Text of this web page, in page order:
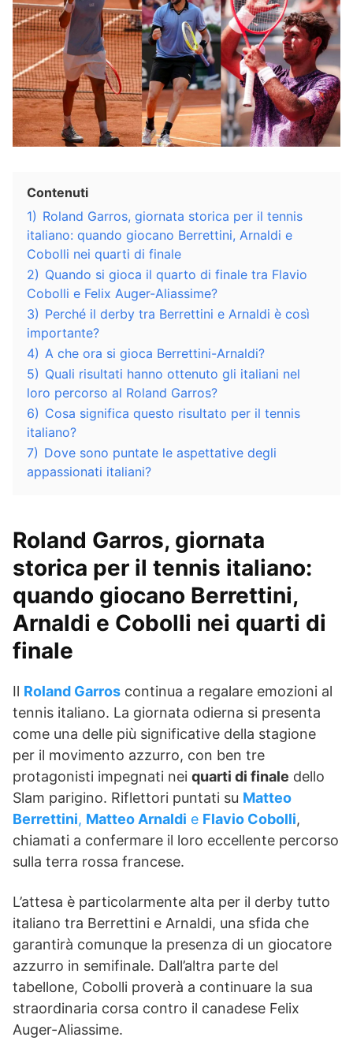
Contenuti
1) Roland Garros, giornata storica per il tennis
italiano: quando giocano Berrettini, Arnaldi e
Cobolli nei quarti di finale
2) Quando si gioca il quarto di finale tra Flavio
Cobolli e Felix Auger-Aliassime?
3) Perché il derby tra Berrettini e Arnaldi è così
importante?
4) A che ora si gioca Berrettini-Arnaldi?
5) Quali risultati hanno ottenuto gli italiani nel
loro percorso al Roland Garros?
6) Cosa significa questo risultato per il tennis
italiano?
7) Dove sono puntate le aspettative degli
appassionati italiani?
Roland Garros, giornata
storica per il tennis italiano:
quando giocano Berrettini,
Arnaldi e Cobolli nei quarti di
finale
Il Roland Garros continua a regalare emozioni al
tennis italiano. La giornata odierna si presenta
come una delle più significative della stagione
per il movimento azzurro, con ben tre
protagonisti impegnati nei quarti di finale dello
Slam parigino. Riflettori puntati su Matteo
Berrettini, Matteo Arnaldi e Flavio Cobolli,
chiamati a confermare il loro eccellente percorso
sulla terra rossa francese.
L’attesa è particolarmente alta per il derby tutto
italiano tra Berrettini e Arnaldi, una sfida che
garantirà comunque la presenza di un giocatore
azzurro in semifinale. Dall’altra parte del
tabellone, Cobolli proverà a continuare la sua
straordinaria corsa contro il canadese Felix
Auger-Aliassime.